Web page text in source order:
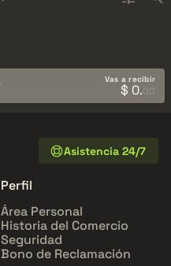
Vas a recibir
$ 0.00
Asistencia 24/7
Perfil
Área Personal
Historia del Comercio
Seguridad
Bono de Reclamación